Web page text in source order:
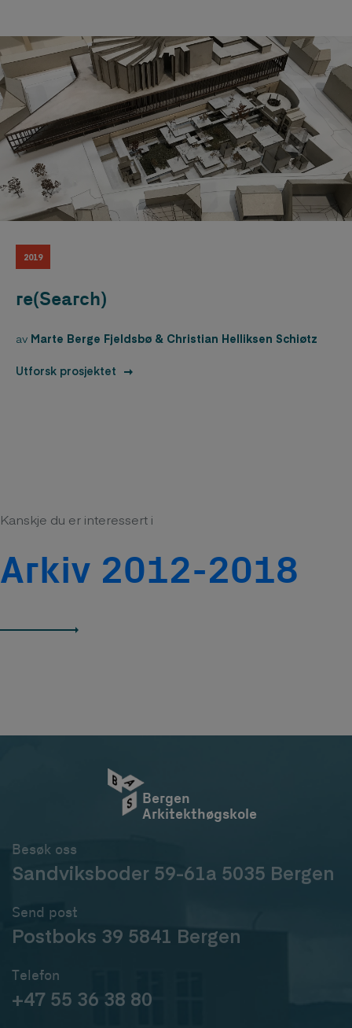
2019
re(Search)
av Marte Berge Fjeldsbø & Christian Helliksen Schiøtz
Utforsk prosjektet
Kanskje du er interessert i
Arkiv 2012-2018
Bergen
Arkitekthøgskole
Besøk oss
Sandviksboder 59-61a 5035 Bergen
Send post
Postboks 39 5841 Bergen
Telefon
+47 55 36 38 80